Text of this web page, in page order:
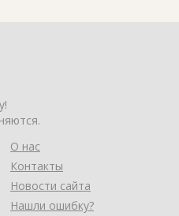
О нас
Контакты
Новости сайта
Нашли ошибку?